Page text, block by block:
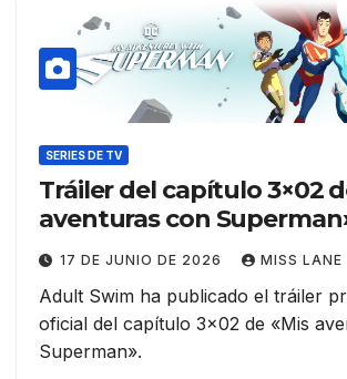
SERIES DE TV
Tráiler del capítulo 3×02
aventuras con
17 DE JUNIO DE 2026 MISS LANE
Adult Swim ha publicado el tráiler
oficial del capítulo 3×02 de «Mis
Superman».